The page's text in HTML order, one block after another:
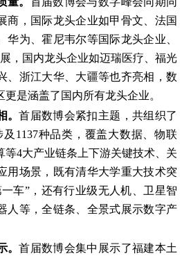
商，国际龙头企业如甲骨文、法国
华为、霍尼韦尔等国际龙头企业、
，国内龙头企业如迈瑞医疗、福光
、浙江大华、大疆等也齐亮相，数
是涵盖了国内所有龙头企业。
。首届数博会紧扣主题，共组织了
及1137种品类，覆盖大数据、物联
等4大产业链条上下游关键技术、关
用场景，既有清华大学重大技术突
车”，还有行业级无人机、卫星智
人等，全链条、全景式展示数字产
。首届数博会集中展示了福建本土